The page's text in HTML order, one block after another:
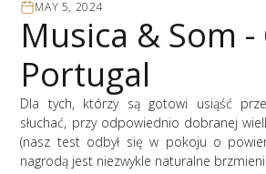
MAY 5, 2024
Musica & Som -
Portugal
Dla tych, którzy są gotowi usiąść
słuchać, przy odpowiednio dobranej
(nasz test odbył się w pokoju o
nagrodą jest niezwykle naturalne